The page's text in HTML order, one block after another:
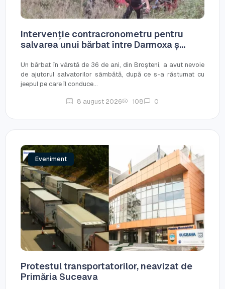
Intervenție contracronometru pentru
salvarea unui bărbat între Darmoxa ș...
Un bărbat în vârstă de 36 de ani, din Broșteni, a avut nevoie
de ajutorul salvatorilor sâmbătă, după ce s-a răsturnat cu
jeepul pe care îl conduce...
8 august 2026 108 0
Eveniment
Protestul transportatorilor, neavizat de
Primăria Suceava